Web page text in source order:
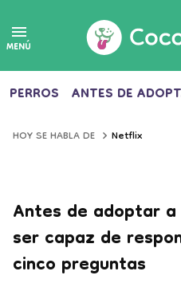
MENÚ
PERROS ANTES DE
HOY SE HABLA DE Netflix
Antes de adoptar
ser capaz de
cinco preguntas